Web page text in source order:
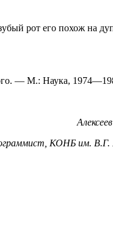
рот его похож на
— М.: Наука,
КОНБ им. В.Г.